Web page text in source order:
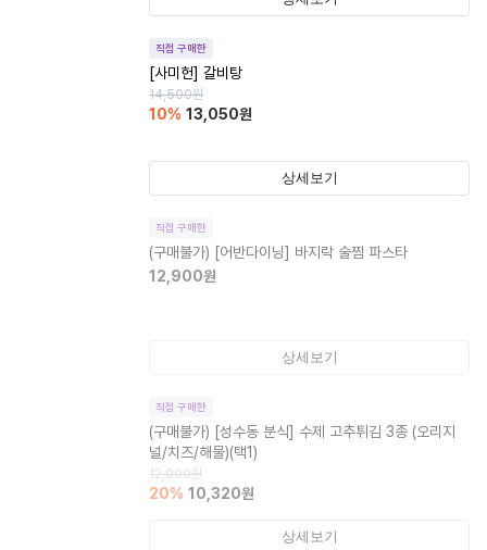
직접 구매한
[사미헌] 갈비탕
14,500원
10% 13,050원
상세보기
직접 구매한
(구매불가) [어반다이닝] 바지락 술찜 파스타
12,900원
상세보기
직접 구매한
(구매불가) [성수동 분식] 수제 고추튀김 3종 (오리지
널/치즈/해물)(택1)
12,900원
20% 10,320원
상세보기